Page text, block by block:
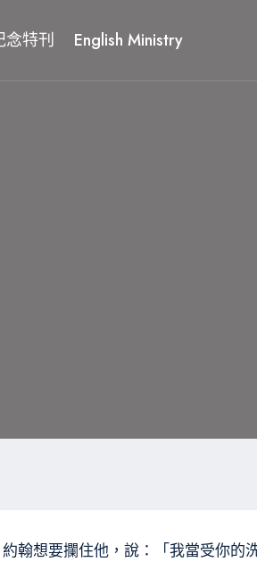
念特刊 English Ministry
翰想要攔住他，說：「我當受你的